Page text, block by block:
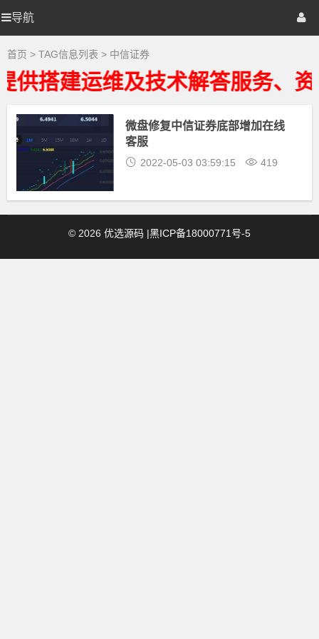
导航
券
大
-
中
券
关
最
新
资
源
下
载
优
选
源
棋牌源码 建站资源
首页 > TAG信息列表 > 中信证券
供搭建运维及技术解答服务、
微盘修复中信证券底部增加在线
客服
2022-05-03 03:59:15 419
© 2026 优选源码 |黑ICP备18000771号-5